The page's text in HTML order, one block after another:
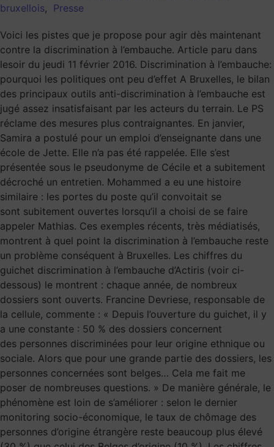
bruxellois, Presse
Voici les pistes que je propose pour agir dès maintenant
contre la discrimination à l’embauche. Article paru dans
lesoir du jeudi 11 février 2016. Discrimination à l’embauche:
pourquoi les politiques ont peu d’effet A Bruxelles, le bilan
des principaux outils anti-discrimination à l’embauche est
jugé assez insatisfaisant par les acteurs du terrain. Le PS
réclame des mesures plus contraignantes. En janvier,
Samira a postulé pour un emploi d’enseignante dans une
école de Jette. Elle n’a pas été rappelée. Elle s’est
présentée sous le pseudonyme de Cécile et a subitement
décroché un entretien. Mohammed a eu une histoire
similaire : les portes du poste qu’il convoitait se
sont subitement ouvertes lorsqu’il a choisi de se faire
appeler Mathias. Ces exemples récents, très médiatisés,
montrent à quel point la discrimination à l’embauche reste
un problème conséquent à Bruxelles. Les chiffres du
guichet discrimination à l’embauche d’Actiris (voir ci-
dessous) le montrent : chaque année, de nombreux
dossiers sont ouverts. Francine Devriese, responsable de
la cellule, commente : « Depuis l’ouverture du guichet, il y
a une constante : 50 % des dossiers concernent
des personnes discriminées pour leur origine ethnique ou
sociale. Alors que pour une grande partie des dossiers, les
personnes concernées sont belges… Cela me fait me
poser de nombreuses questions. » De manière générale, le
phénomène est loin de s’améliorer : selon le dernier
monitoring socio-économique, le taux de chômage des
personnes d’origine étrangère reste beaucoup plus élevé